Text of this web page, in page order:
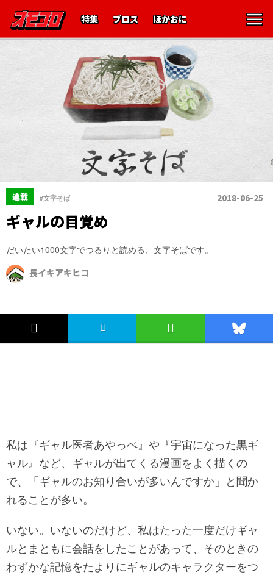
特集 ブロス ほかおに
連載 #文字そば 2018-06-25
ギャルの目覚め
だいたい1000文字でつるりと読める、文字そばです。
長イキアキヒコ
私は『ギャル医者あやっぺ』や『宇宙になった黒ギ
ャル』など、ギャルが出てくる漫画をよく描くの
で、「ギャルのお知り合いが多いんですか」と聞か
れることが多い。
いない。いないのだけど、私はたった一度だけギャ
ルとまともに会話をしたことがあって、そのときの
わずかな記憶をたよりにギャルのキャラクターをつ